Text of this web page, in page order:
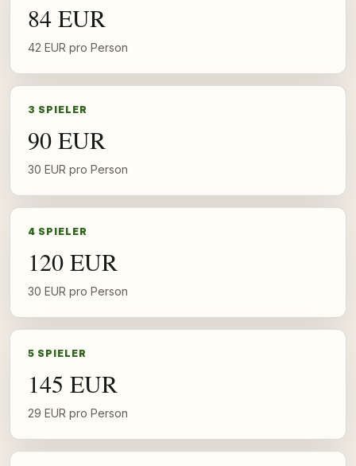
84 EUR
42 EUR pro Person
3 SPIELER
90 EUR
30 EUR pro Person
4 SPIELER
120 EUR
30 EUR pro Person
5 SPIELER
145 EUR
29 EUR pro Person